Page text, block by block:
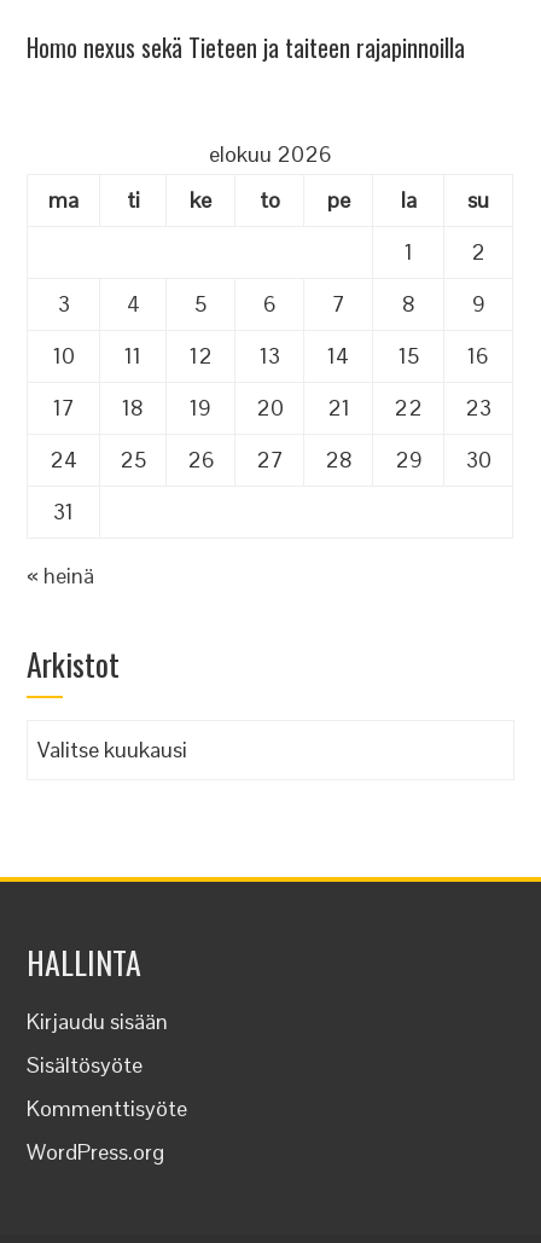
Homo nexus sekä Tieteen ja taiteen rajapinnoilla
elokuu 2026
ma
ti ke to pe la
su
1
2
3
4 5 6 7 8
9
10
11 12 13 14 15
16
17
18 19 20 21 22
23
24
25 26 27 28 29
30
31
« heinä
Arkistot
Arkistot
HALLINTA
Kirjaudu sisään
Sisältösyöte
Kommenttisyöte
WordPress.org